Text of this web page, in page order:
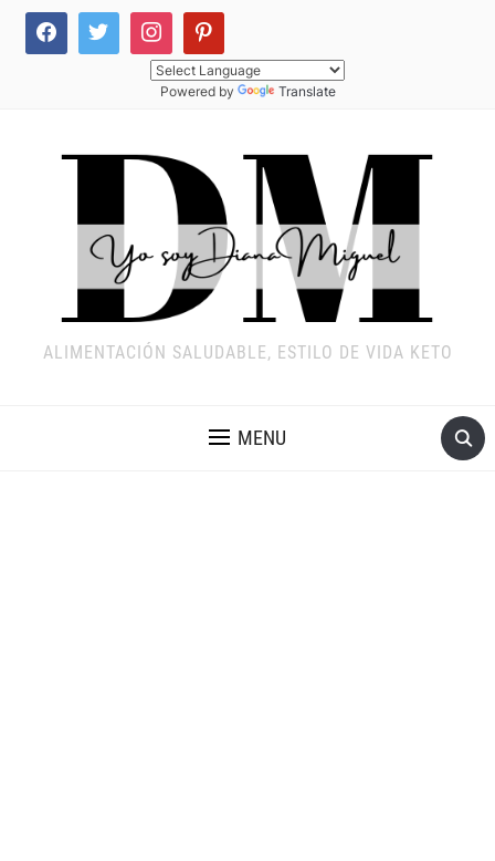
Powered by Translate
ALIMENTACIÓN SALUDABLE, ESTILO DE VIDA KETO
MENU